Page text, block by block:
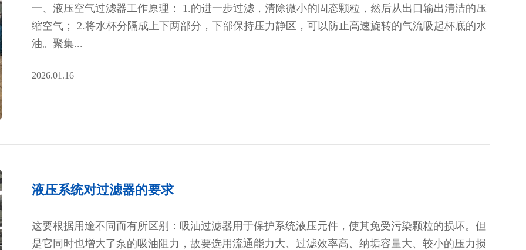
一、液压空气过滤器工作原理： 1.的进一步过滤，清除微小的固态颗粒，然后从出口输出清洁的压
缩空气； 2.将水杯分隔成上下两部分，下部保持压力静区，可以防止高速旋转的气流吸起杯底的水
油。聚集...
2026.01.16
液压系统对过滤器的要求
这要根据用途不同而有所区别：吸油过滤器用于保护系统液压元件，使其免受污染颗粒的损坏。但
是它同时也增大了泵的吸油阻力，故要选用流通能力大、过滤效率高、纳垢容量大、较小的压力损